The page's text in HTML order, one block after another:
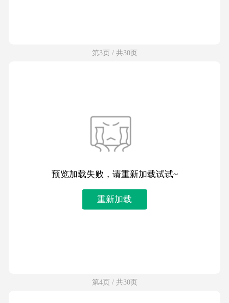
第3页 / 共30页
预览加载失败，请重新加载试试~
重新加载
第4页 / 共30页